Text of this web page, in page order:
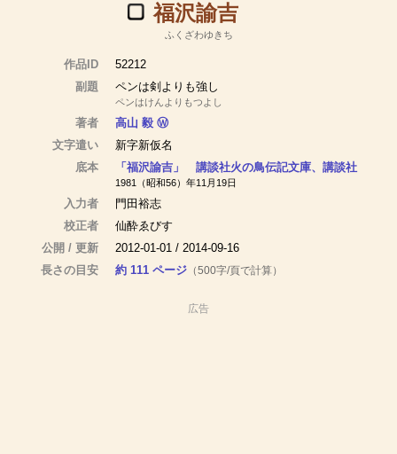
福沢諭吉
ふくざわゆきち
作品ID
52212
副題
ペンは剣よりも強し
ペンはけんよりもつよし
著者 高山 毅 Ⓦ
文字遣い
新字新仮名
底本
「福沢諭吉」 講談社火の鳥伝記文庫、講談社
1981（昭和56）年11月19日
入力者
門田裕志
校正者
仙酔ゑびす
公開 / 更新
2012-01-01 / 2014-09-16
長さの目安
約 111 ページ（500字/頁で計算）
広告